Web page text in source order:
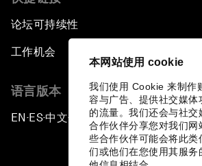
本网站使用 cookie
我们使用 Cookie 来制作
容与广告、提供社交媒体
的流量。我们还会与社交
合作伙伴分享您对我们网
些合作伙伴可能会将此类
们或他们在您使用其服务
论坛可持续性
工作机会
语言版本
EN ▪ES▪中文▪ 日本語